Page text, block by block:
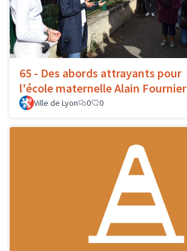
65 - Des abords attrayants pour
l'école maternelle Alain Fournier
Ville de Lyon 0 0